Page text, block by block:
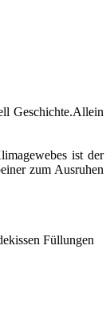
Geschichte.Allein
ist der
zum Ausruhen